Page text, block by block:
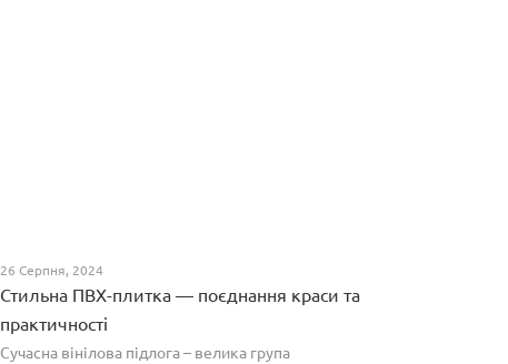
26 Серпня, 2024
Стильна ПВХ-плитка — поєднання краси та
практичності
Сучасна вінілова підлога – велика група